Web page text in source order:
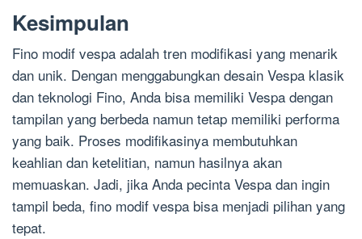
Kesimpulan
Fino modif vespa adalah tren modifikasi yang menarik
dan unik. Dengan menggabungkan desain Vespa klasik
dan teknologi Fino, Anda bisa memiliki Vespa dengan
tampilan yang berbeda namun tetap memiliki performa
yang baik. Proses modifikasinya membutuhkan
keahlian dan ketelitian, namun hasilnya akan
memuaskan. Jadi, jika Anda pecinta Vespa dan ingin
tampil beda, fino modif vespa bisa menjadi pilihan yang
tepat.